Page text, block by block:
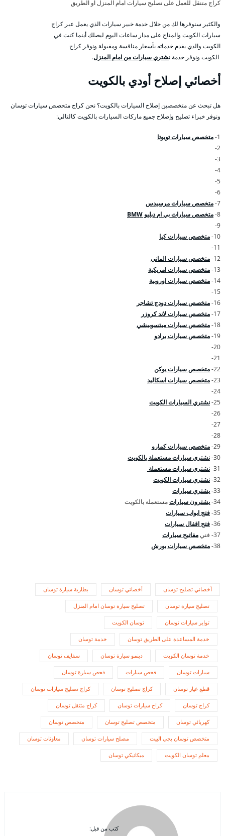
كراج متنقل للعمل على تصليح سيارات امام المنزل او الطريق
والكثير سنوفرها لك من خلال خدمة خبير سيارات الذي يعمل عبر كراج
سيارات الكويت والمتاح على مدار ساعات اليوم ليصلك أينما كنت في
الكويت والذي يقدم خدماته بأسعار منافسة ومقبولة ونوفر كراج
الكويت ونوفر خدمة نشتري سيارات من امام المنزل.
أخصائي إصلاح أودي بالكويت
هل تبحث عن متخصصين إصلاح السيارات بالكويت؟ نحن كراج متخصص سيارات توسان
ونوفر خبراء تصليح وإصلاح جميع ماركات السيارات بالكويت كالتالي:
1- متخصص سيارات تويوتا
2-
3-
4-
5-
6-
7- متخصص سيارات مرسيدس
8- متخصص سيارات بي ام دبليو BMW
9-
10- متخصص سيارات كيا
11-
12- متخصص سيارات الماني
13- متخصص سيارات امريكية
14- متخصص سيارات اوروبية
15-
16- متخصص سيارات دودج تشاجر
17- متخصص سيارات لاند كروزر
18- متخصص سيارات ميتسوبيشي
19- متخصص سيارات برادو
20-
21-
22- متخصص سيارات يوكن
23- متخصص سيارات اسكاليد
24-
25- نشتري السيارات الكويت
26-
27-
28-
29- متخصص سيارات كمارو
30- نشتري سيارات مستعملة بالكويت
31- نشتري سيارات مستعملة
32- نشتري سيارات الكويت
33- يشتري سيارات
34- يشترون سياراتمستعملة بالكويت
35- فتج ابواب سيارات
36- فتح اقفال سيارات
37- فني
مفاتيح سيارات
38- متخصص سيارات بورش
أخصائي تصليح توسان أخصائي توسان بطارية سيارة توسان
تصليح سيارة توسان تصليح سيارة توسان امام المنزل
تواير سيارات توسان توسان الكويت
خدمة المساعدة على الطريق توسان خدمة توسان
خدمة توسان الكويت دينمو سيارة توسان سفايف توسان
سيارات توسان فحص سيارات فحص سيارة توسان
قطع غيار توسان كراج تصليح توسان كراج تصليح سيارات توسان
كراج توسان كراج سيارات توسان كراج متنقل توسان
كهربائي توسان متخصص تصليح توسان متخصص توسان
متخصص توسان يجي البيت مصلح سيارات توسان معاونات توسان
معلم توسان الكويت ميكانيكي توسان
كتب من قبل: